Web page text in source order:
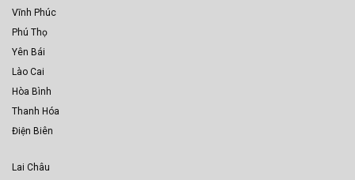
Vĩnh Phúc
Phú Thọ
Yên Bái
Lào Cai
Hòa Bình
Thanh Hóa
Điện Biên
Lai Châu